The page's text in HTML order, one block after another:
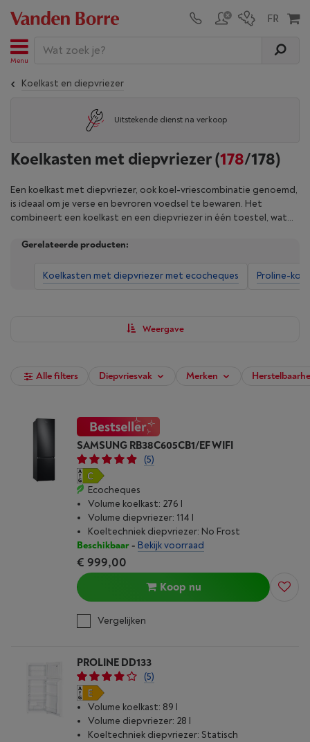
Menu
Koelkast en diepvriezer
Uitstekende dienst na verkoop
Koelkasten met diepvriezer(178/178)
Een koelkast met diepvriezer, ook koel-vriescombinatie genoemd,
is ideaal om je verse en bevroren voedsel te bewaren. Het
combineert een koelkast en een diepvriezer in één toestel, wat
die bij jouw levensstijl en keuken past. Verschillende opties zijn
het volume van je koelkast en diepvriezer volgens jouw noden en
eetgewoonten. Verfijn het zoekresultaat aan de hand van onze
Gerelateerde producten:
Koelkasten met diepvriezer met ecocheques Proline-
Weergave
Alle filters Diepvriesvak Merken
SAMSUNG RB38C605CB1/EF WIFI
(5)
Ecocheques
Volume koelkast: 276 l
Volume diepvriezer: 114 l
Koeltechniek diepvriezer: No Frost
Beschikbaar- Bekijk voorraad
€ 999,00
Koop nu
Vergelijken
PROLINE DD133
(5)
Volume koelkast: 89 l
Volume diepvriezer: 28 l
Koeltechniek diepvriezer: Statisch